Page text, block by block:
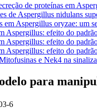
de proteínas em
de Aspergillus nidulans
em Aspergillus oryzae: um
Aspergillus: efeito do
Aspergillus: efeito do
Aspergillus: efeito do
e Nek4 na
para
6